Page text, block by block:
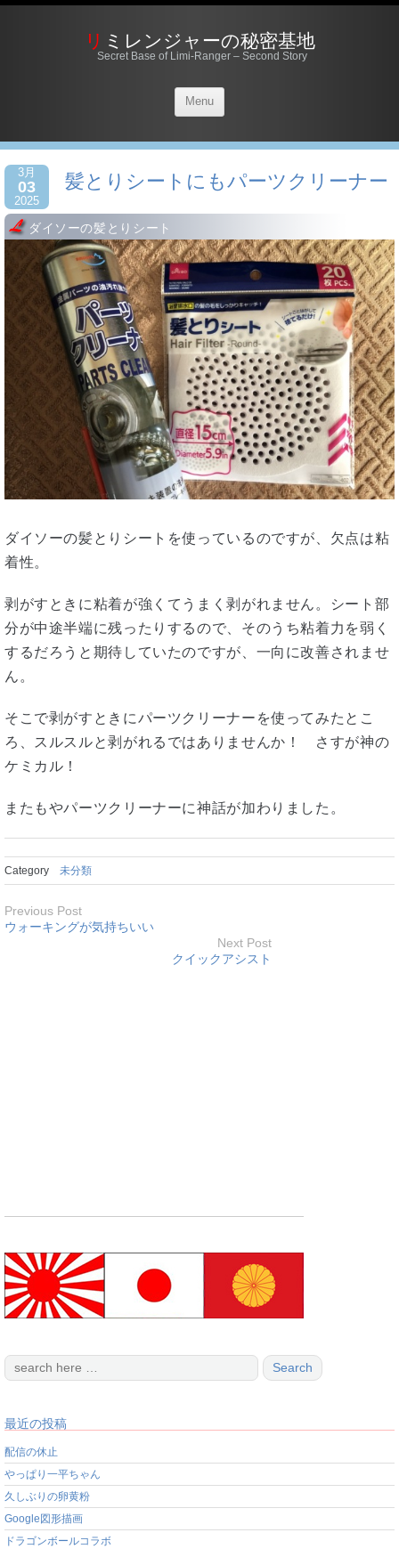
リミレンジャーの秘密基地
Secret Base of Limi-Ranger – Second Story
Menu
3月
03
2025
髪とりシートにもパーツクリーナー
ダイソーの髪とりシート
ダイソーの髪とりシートを使っているのですが、欠点は粘
着性。
剥がすときに粘着が強くてうまく剥がれません。シート部
分が中途半端に残ったりするので、そのうち粘着力を弱く
するだろうと期待していたのですが、一向に改善されませ
ん。
そこで剥がすときにパーツクリーナーを使ってみたとこ
ろ、スルスルと剥がれるではありませんか！ さすが神の
ケミカル！
またもやパーツクリーナーに神話が加わりました。
Category 未分類
Previous Post
ウォーキングが気持ちいい
Next Post
クイックアシスト
最近の投稿
配信の休止
やっぱり一平ちゃん
久しぶりの卵黄粉
Google図形描画
ドラゴンボールコラボ